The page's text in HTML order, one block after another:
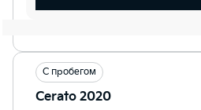
С пробегом
Cerato 2020